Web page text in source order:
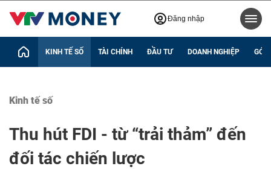
Đăng nhập
KINH TẾ SỐ TÀI CHÍNH ĐẦU TƯ DOANH NGHIỆP GÓC
Kinh tế số
Thu hút FDI - từ “trải thảm” đến
đối tác chiến lược